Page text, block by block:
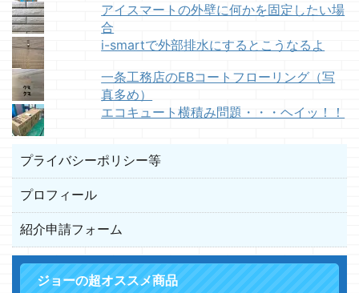
アイスマートの外壁に何かを固定したい場
合
i-smartで外部排水にするとこうなるよ
一条工務店のEBコートフローリング（写
真多め）
エコキュート横積み問題・・・ヘイッ！！
プライバシーポリシー等
プロフィール
紹介申請フォーム
ジョーの超オススメ商品